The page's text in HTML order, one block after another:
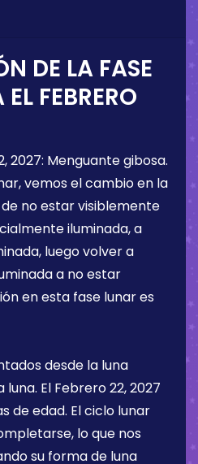
DE LA FASE
EL FEBRERO
2027: Menguante gibosa.
vemos el cambio en la
no estar visiblemente
iluminada, a
luego volver a
a no estar
en esta fase lunar es
desde la luna
luna. El Febrero 22, 2027
de edad. El ciclo lunar
lo que nos
su forma de luna